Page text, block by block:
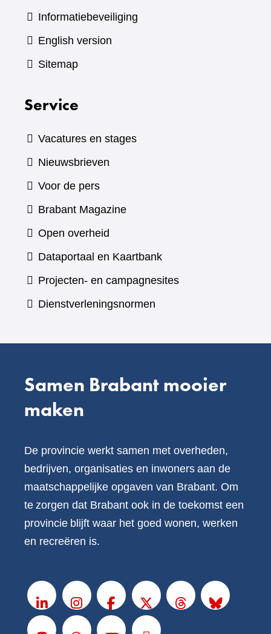
Informatiebeveiliging
English version
Sitemap
Service
Vacatures en stages
Nieuwsbrieven
Voor de pers
Brabant Magazine(verwijst
andere
website)
Open overheid
Dataportaal en Kaartbank(verwijst
naar
Projecten- en campagnesites
Dienstverleningsnormen
Samen Brabant mooier
maken
De provincie werkt samen met overheden,
bedrijven, organisaties en inwoners aan de
maatschappelijke opgaven van Brabant. Om
te zorgen dat Brabant ook in de toekomst een
provincie blijft waar het goed wonen, werken
en recreëren is.
LinkedInInstagramFacebook
X